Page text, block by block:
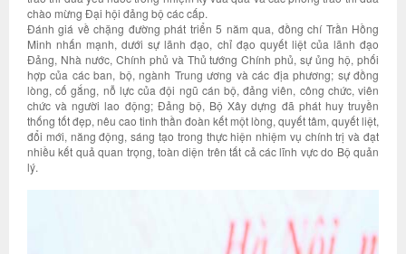
chào mừng Đại hội đảng bộ các cấp.
Đánh giá về chặng đường phát triển 5 năm qua, đồng chí Trần Hồng
Minh nhấn mạnh, dưới sự lãnh đạo, chỉ đạo quyết liệt của lãnh đạo
Đảng, Nhà nước, Chính phủ và Thủ tướng Chính phủ, sự ủng hộ, phối
hợp của các ban, bộ, ngành Trung ương và các địa phương; sự đồng
lòng, cố gắng, nỗ lực của đội ngũ cán bộ, đảng viên, công chức, viên
chức và người lao động; Đảng bộ, Bộ Xây dựng đã phát huy truyền
thống tốt đẹp, nêu cao tinh thần đoàn kết một lòng, quyết tâm, quyết liệt,
đổi mới, năng động, sáng tạo trong thực hiện nhiệm vụ chính trị và đạt
nhiều kết quả quan trọng, toàn diện trên tất cả các lĩnh vực do Bộ quản
lý.